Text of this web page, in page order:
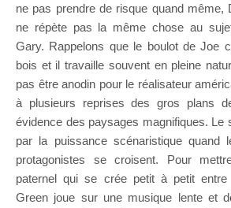
ne pas prendre de risque quand même,
ne répète pas la même chose au
Gary. Rappelons que le boulot de Joe
bois et il travaille souvent en pleine
pas être anodin pour le réalisateur
à plusieurs reprises des gros plans
évidence des paysages magnifiques. Le
par la puissance scénaristique quand
protagonistes se croisent. Pour
paternel qui se crée petit à petit
Green joue sur une musique lente et